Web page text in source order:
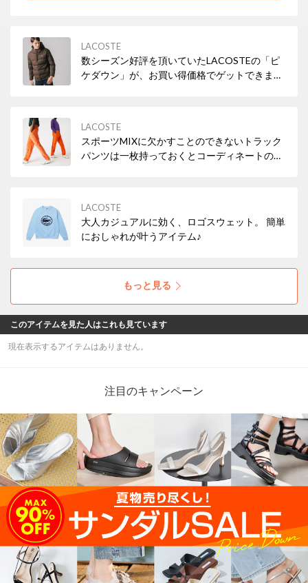
LACOSTE
数シーズン好評を頂いていたLACOSTEの「ピ
ケダウン」が、お買い得価格でゲットできま
LACOSTE
スポーツMIXに欠かすことのできないトラック
パンツは一枚持っておくとコーディネートの幅
LACOSTE
大人カジュアルに効く、ロゴスウェット。 簡単
におしゃれが叶うアイテム♪
もっと見る
このアイテムを見た人はこれも見ています
現在表示するアイテムはありません。
注目のキャンペーン